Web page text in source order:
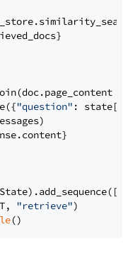
"question" : state[
"retrieve")